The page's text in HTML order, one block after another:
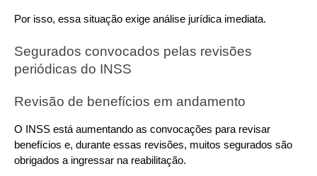
Por isso, essa situação exige análise jurídica imediata.
Segurados convocados pelas revisões
periódicas do INSS
Revisão de benefícios em andamento
O INSS está aumentando as convocações para revisar
benefícios e, durante essas revisões, muitos segurados são
obrigados a ingressar na reabilitação.